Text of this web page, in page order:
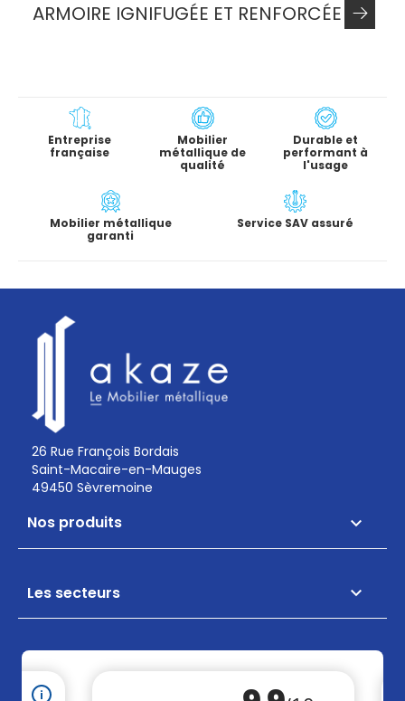
ARMOIRE IGNIFUGÉE ET RENFORCÉE
Entreprise
française
Mobilier
métallique de
qualité
Durable et
performant à
l'usage
Mobilier métallique
garanti
Service SAV assuré
26 Rue François Bordais
Saint-Macaire-en-Mauges
49450 Sèvremoine
Nos produits 
Les secteurs 